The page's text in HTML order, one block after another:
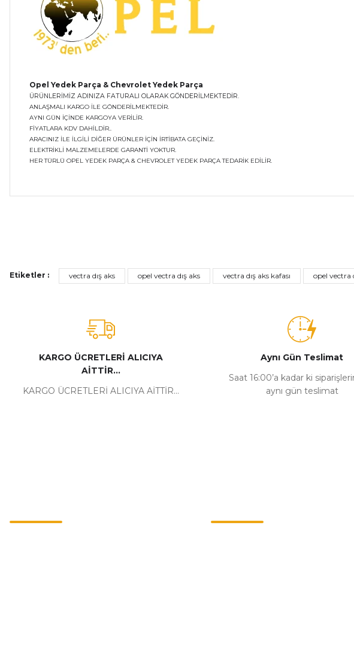
Opel Yedek Parça & Chevrolet Yedek Parça
ÜRÜNLERİMİZ ADINIZA FATURALI OLARAK GÖNDERİLMEKTEDİR.
ANLAŞMALI KARGO İLE GÖNDERİLMEKTEDİR.
AYNI GÜN İÇİNDE KARGOYA VERİLİR.
FİYATLARA KDV DAHİLDİR..
ARACINIZ İLE İLGİLİ DİĞER ÜRÜNLER İÇİN İRTİBATA GEÇİNİZ.
ELEKTRİKLİ MALZEMELERDE GARANTİ YOKTUR.
HER TÜRLÜ OPEL YEDEK PARÇA & CHEVROLET YEDEK PARÇA TEDARİK EDİLİR.
Ürün açıklamasında eksik bilgiler bulunuyor.
Bu ürüne benzer farklı alternatifler olmalı.
Etiketler : vectra dış aks opel vectra dış aks vectra dış aks kafası opel vectra
KARGO ÜCRETLERİ ALICIYA
AİTTİR...
KARGO ÜCRETLERİ ALICIYA AİTTİR...
Aynı Gün Teslimat
Saat 16:00’a kadar ki
aynı gün teslimat